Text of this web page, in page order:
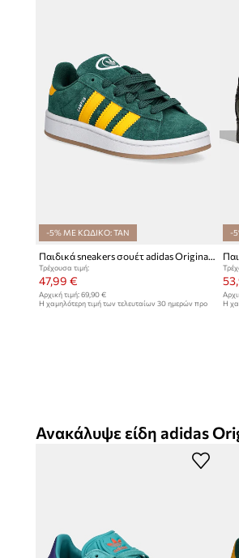
-5% ΜΕ ΚΩΔΙΚΟ: TAN
Παιδικά sneakers σουέτ adidas Originals CAMPUS 00s
Τρέχουσα τιμή:
47,99 €
Αρχική τιμή: 69,90 €
Η χαμηλότερη τιμή των τελευταίων 30 ημερών προ
-
Η
Ανακάλυψε είδη adidas